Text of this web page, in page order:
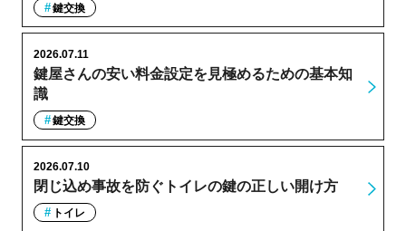
鍵交換
鍵屋さんの安い料金設定を見極めるための基本知
識
2026.07.11
鍵交換
閉じ込め事故を防ぐトイレの鍵の正しい開け方
2026.07.10
トイレ